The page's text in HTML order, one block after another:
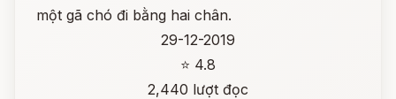
một gã chó đi bằng hai chân.
29-12-2019
⭐ 4.8
2,440 lượt đọc